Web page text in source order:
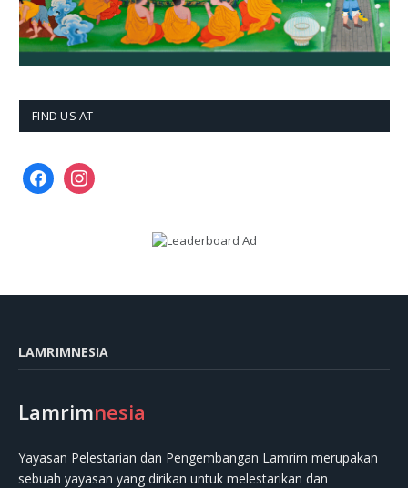
FIND US AT
facebookinstagram
LAMRIMNESIA
Lamrimnesia
Yayasan Pelestarian dan Pengembangan Lamrim merupakan
sebuah yayasan yang dirikan untuk melestarikan dan